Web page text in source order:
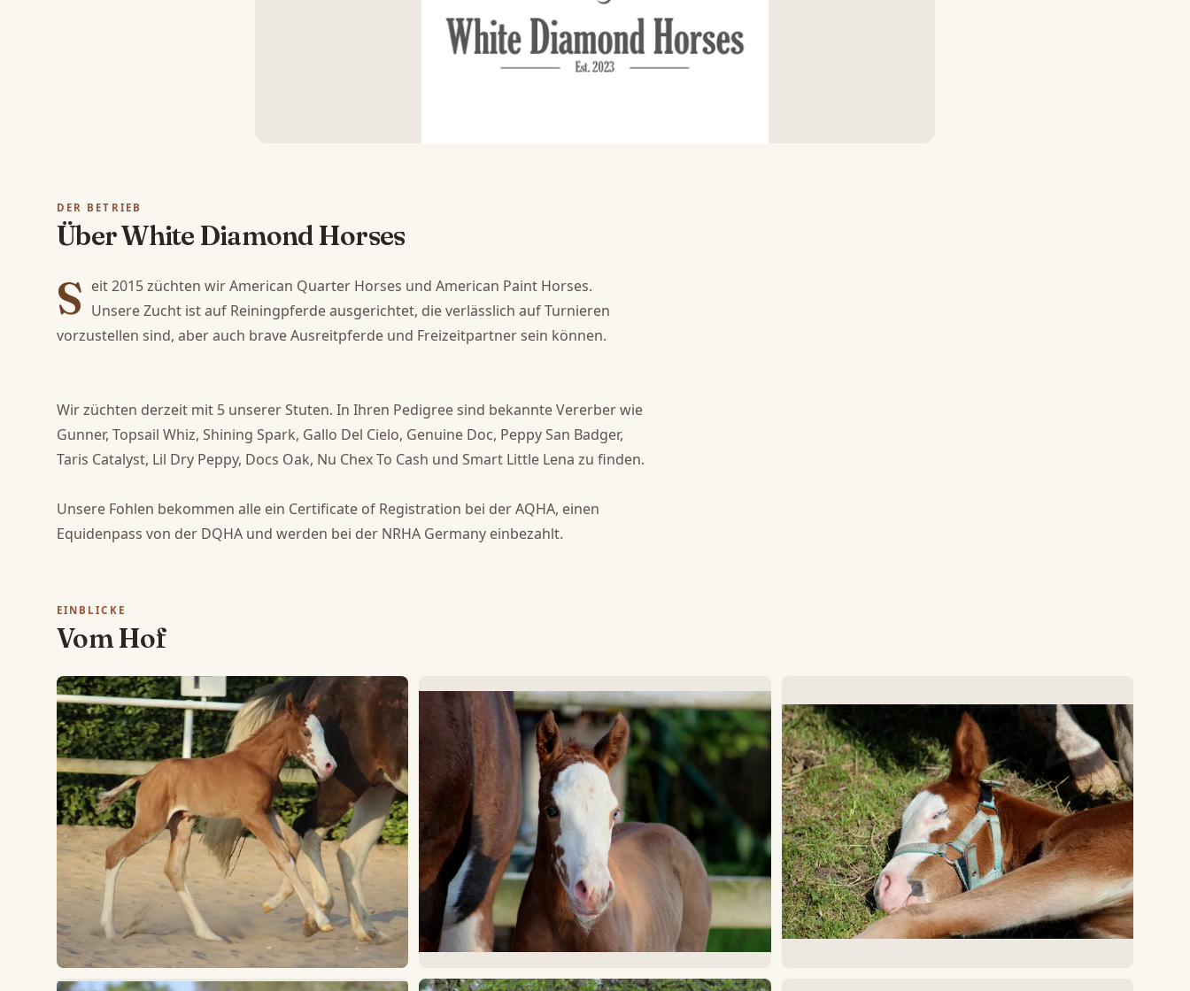
DER BETRIEB
Über White Diamond Horses
S eit 2015 züchten wir American Quarter Horses und American Paint Horses.
Unsere Zucht ist auf Reiningpferde ausgerichtet, die verlässlich auf Turnieren
vorzustellen sind, aber auch brave Ausreitpferde und Freizeitpartner sein können.
Wir züchten derzeit mit 5 unserer Stuten. In Ihren Pedigree sind bekannte Vererber wie
Gunner, Topsail Whiz, Shining Spark, Gallo Del Cielo, Genuine Doc, Peppy San Badger,
Taris Catalyst, Lil Dry Peppy, Docs Oak, Nu Chex To Cash und Smart Little Lena zu finden.
​Unsere Fohlen bekommen alle ein Certificate of Registration bei der AQHA, einen
Equidenpass von der DQHA und werden bei der NRHA Germany einbezahlt.
EINBLICKE
Vom Hof